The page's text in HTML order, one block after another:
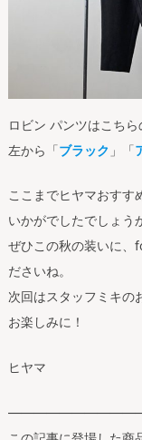
ロビン パンツはこちら
左から「ブラック 」「
ここまでヒヤマおすす
いかがでしたでしょう
ぜひこの秋の装いに、
ださいね。
次回はスタッフミキの
お楽しみに！
ヒヤマ